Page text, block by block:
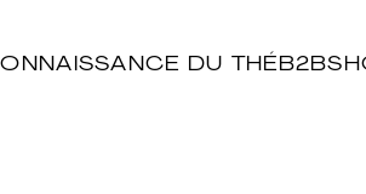
DU THÉB2B